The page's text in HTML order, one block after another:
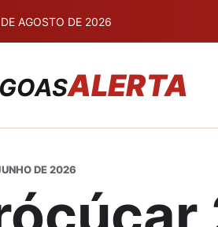
AGOSTO DE 2026
ALERTA
DE 2026